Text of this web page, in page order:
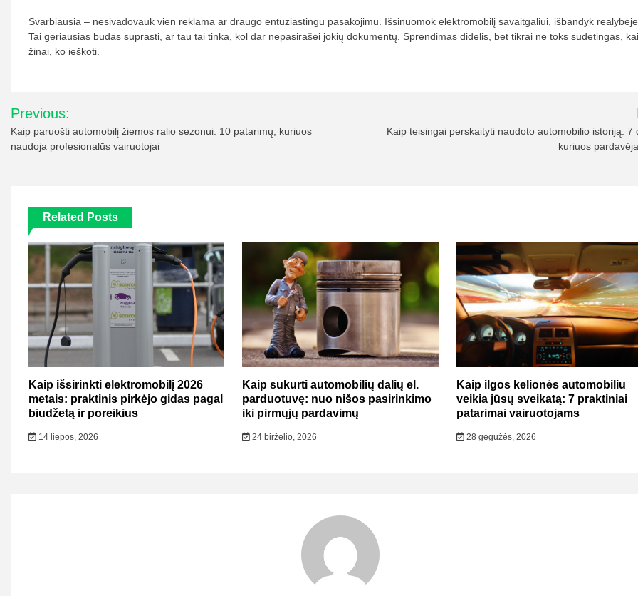
Svarbiausia – nesivadovauk vien reklama ar draugo entuziastingu pasakojimu. Išsinuomok elektromobilį savaitgaliui, išbandyk realybėje.
Tai geriausias būdas suprasti, ar tau tai tinka, kol dar nepasirašei jokių dokumentų. Sprendimas didelis, bet tikrai ne toks sudėtingas, kai
žinai, ko ieškoti.
Navigacija
tarp
Previous:
Kaip paruošti automobilį žiemos ralio sezonui: 10 patarimų, kuriuos
naudoja profesionalūs vairuotojai
Kaip teisingai perskaityti naudoto automobilio istoriją: 7
kuriuos
Related Posts
Kaip išsirinkti elektromobilį 2026
metais: praktinis pirkėjo gidas pagal
biudžetą ir poreikius
14 liepos, 2026
Kaip sukurti automobilių dalių el.
parduotuvę: nuo nišos pasirinkimo
iki pirmųjų pardavimų
24 birželio, 2026
Kaip ilgos kelionės automobiliu
veikia jūsų sveikatą: 7 praktiniai
patarimai vairuotojams
28 gegužės, 2026